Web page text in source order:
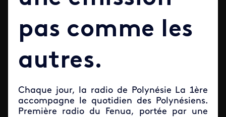
pas comme les
autres.
Chaque jour, la radio de Polynésie La 1ère
accompagne le quotidien des Polynésiens.
Première radio du Fenua, portée par une